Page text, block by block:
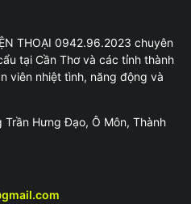
THOẠI 0942.96.2023 chuyên
tại Cần Thơ và các tỉnh thành
viên nhiệt tình, năng động và
Hưng Đạo, Ô Môn, Thành